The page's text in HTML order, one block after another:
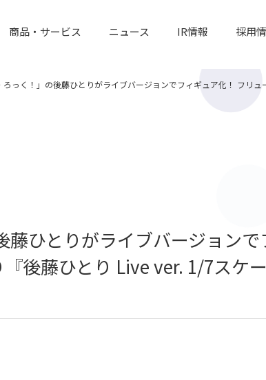
商品・サービス ニュース IR情報 採用
っく！」の後藤ひとりがライブバージョンでフィギュア化！ フリ
ひとりがライブバージョン
後藤ひとり Live ver. 1/7スケ